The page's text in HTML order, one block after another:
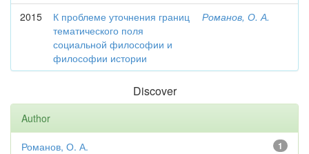
2015
К проблеме уточнения границ
тематического поля
социальной философии и
философии истории
Романов, О. А.
Discover
Author
1
Романов, О. А.